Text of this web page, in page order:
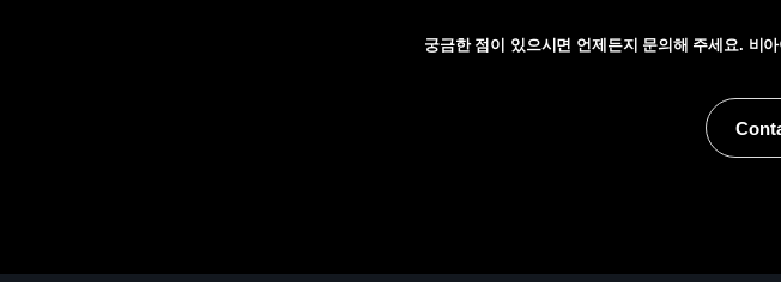
궁금한 점이 있으시면 언제든지 문의해 주세요. 비아